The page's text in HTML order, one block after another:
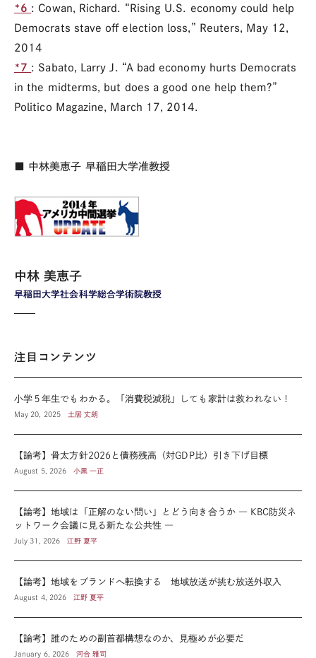
*6 : Cowan, Richard. “Rising U.S. economy could help
Democrats stave off election loss,” Reuters, May 12,
2014
*7 : Sabato, Larry J. “A bad economy hurts Democrats
in the midterms, but does a good one help them?”
Politico Magazine, March 17, 2014.
■ 中林美恵子 早稲田大学准教授
早稲田大学社会科学総合学術院教授
中林 美恵子
注目コンテンツ
小学５年生でもわかる。「消費税減税」しても家計は救われない！
May 20, 2025 土居 丈朗
【論考】骨太方針2026と債務残高（対GDP比）引き下げ目標
August 5, 2026 小黒 一正
【論考】地域は「正解のない問い」とどう向き合うか ― KBC防災ネ
ットワーク会議に見る新たな公共性 ―
July 31, 2026 江野 夏平
【論考】地域をブランドへ転換する 地域放送が挑む放送外収入
August 4, 2026 江野 夏平
【論考】誰のための副首都構想なのか、見極めが必要だ
January 6, 2026 河合 雅司